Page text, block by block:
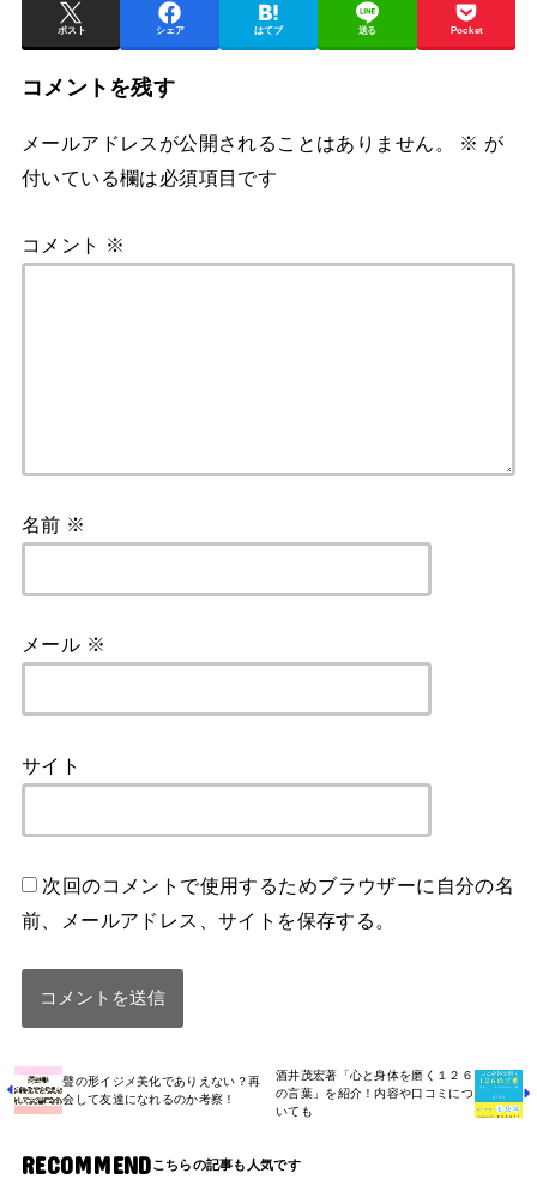
ポスト シェア はてブ 送る Pocket
コメントを残す
メールアドレスが公開されることはありません。 ※ が
付いている欄は必須項目です
コメント ※
名前 ※
メール ※
サイト
次回のコメントで使用するためブラウザーに自分の名
前、メールアドレス、サイトを保存する。
聲の形イジメ美化でありえない？再
会して友達になれるのか考察！
酒井茂宏著「心と身体を磨く１２６
の言葉」を紹介！内容や口コミにつ
いても
RECOMMEND